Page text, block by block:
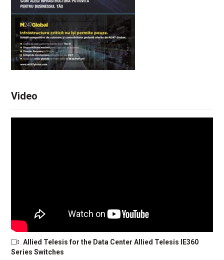
Video
Allied Telesis for the Data Center Allied Telesis IE360
Series Switches